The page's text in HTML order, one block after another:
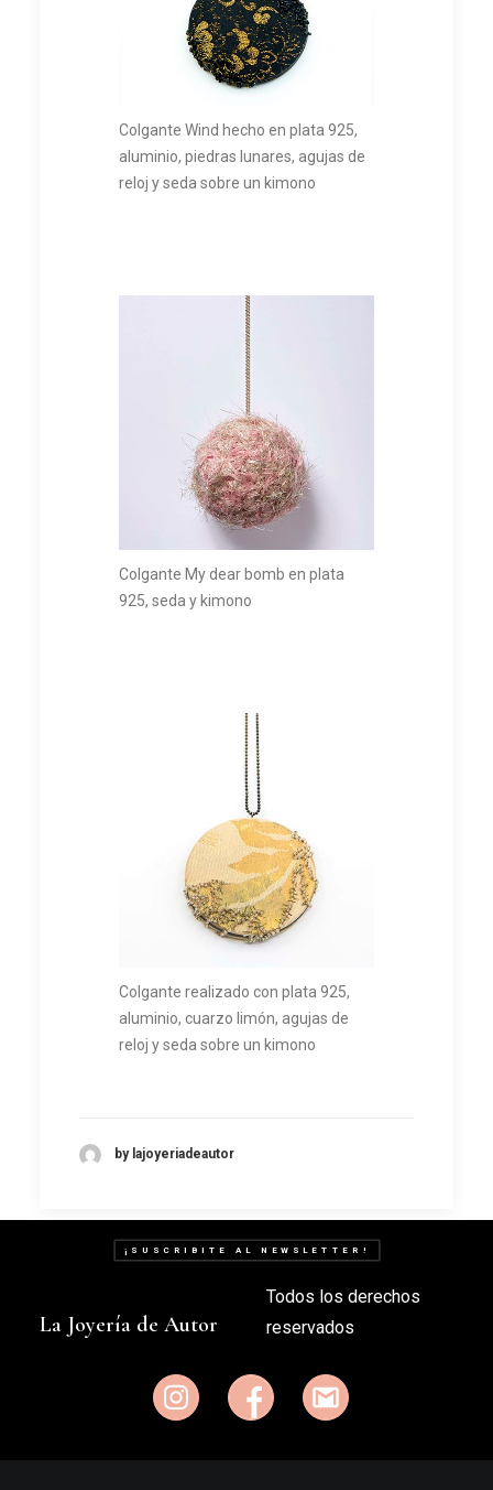
Colgante Wind hecho en plata 925,
aluminio, piedras lunares, agujas de
reloj y seda sobre un kimono
Colgante My dear bomb en plata
925, seda y kimono
Colgante realizado con plata 925,
aluminio, cuarzo limón, agujas de
reloj y seda sobre un kimono
by lajoyeriadeautor
¡SUSCRIBITE AL NEWSLETTER!
La Joyería de Autor
Todos los derechos
reservados